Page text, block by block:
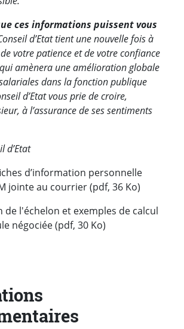
ces informations puissent vous
d’Etat tient une nouvelle fois à
votre patience et de votre confiance
amènera une amélioration globale
dans la fonction publique
d’Etat vous prie de croire,
à l’assurance de ses sentiments
d’information personnelle
jointe au courrier (pdf, 36 Ko)
l'échelon et exemples de calcul
négociée (pdf, 30 Ko)